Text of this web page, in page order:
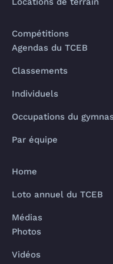
Compétitions
Agendas du TCEB
Classements
Individuels
Occupations du
Par équipe
Home
Loto annuel du TCEB
Médias
Photos
Vidéos